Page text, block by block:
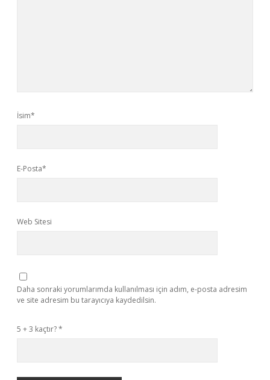
İsim*
E-Posta*
Web Sitesi
Daha sonraki yorumlarımda kullanılması için adım, e-posta adresim
ve site adresim bu tarayıcıya kaydedilsin.
5 + 3 kaçtır?*